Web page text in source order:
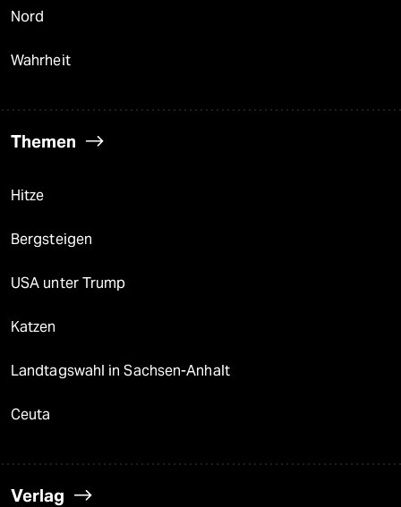
Nord
Wahrheit
Themen
Hitze
Bergsteigen
USA unter Trump
Katzen
Landtagswahl in Sachsen-Anhalt
Ceuta
Verlag